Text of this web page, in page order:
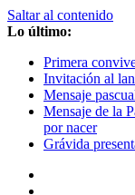
Saltar al contenido
Lo último:
Primera
Invitación al
Mensaje
Mensaje de la
por nacer
Grávida